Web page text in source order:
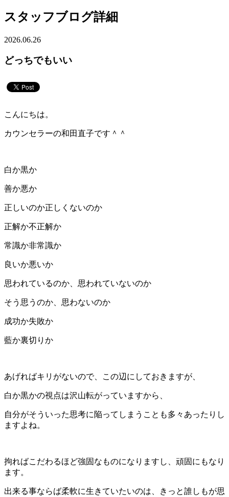
スタッフブログ詳細
2026.06.26
どっちでもいい
こんにちは。
カウンセラーの和田直子です＾＾
白か黒か
善か悪か
正しいのか正しくないのか
正解か不正解か
常識か非常識か
良いか悪いか
思われているのか、思われていないのか
そう思うのか、思わないのか
成功か失敗か
藍か裏切りか
あげればキリがないので、この辺にしておきますが、
白か黒かの視点は沢山転がっていますから、
自分がそういった思考に陥ってしまうことも多々あったりし
ますよね。
拘ればこだわるほど強固なものになりますし、頑固にもなり
ます。
出来る事ならば柔軟に生きていたいのは、きっと誰しもが思